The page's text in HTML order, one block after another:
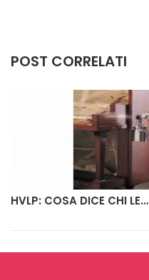
POST CORRELATI
HVLP: COSA DICE CHI LE…